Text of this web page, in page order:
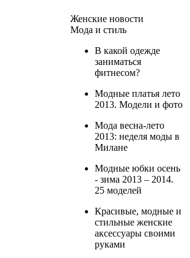
Женские новости
Мода и стиль
В какой одежде
заниматься
фитнесом?
Модные платья лето
2013. Модели и фото
Мода весна-лето
2013: неделя моды в
Милане
Модные юбки осень
- зима 2013 – 2014.
25 моделей
Красивые, модные и
стильные женские
аксессуары своими
руками